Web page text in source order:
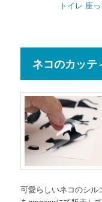
トイレ 座
ネコのカッテ
可愛らしいネコのシル